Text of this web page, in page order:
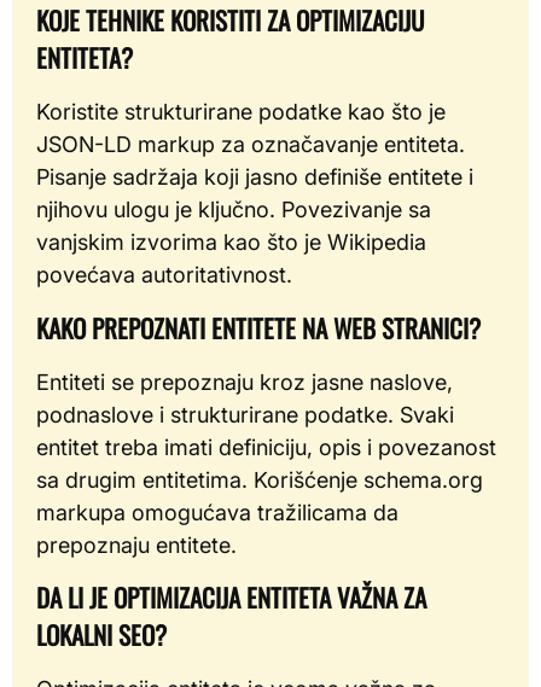
KOJE TEHNIKE KORISTITI ZA OPTIMIZACIJU
ENTITETA?
Koristite strukturirane podatke kao što je
JSON-LD markup za označavanje entiteta.
Pisanje sadržaja koji jasno definiše entitete i
njihovu ulogu je ključno. Povezivanje sa
vanjskim izvorima kao što je Wikipedia
povećava autoritativnost.
KAKO PREPOZNATI ENTITETE NA WEB STRANICI?
Entiteti se prepoznaju kroz jasne naslove,
podnaslove i strukturirane podatke. Svaki
entitet treba imati definiciju, opis i povezanost
sa drugim entitetima. Korišćenje schema.org
markupa omogućava tražilicama da
prepoznaju entitete.
DA LI JE OPTIMIZACIJA ENTITETA VAŽNA ZA
LOKALNI SEO?